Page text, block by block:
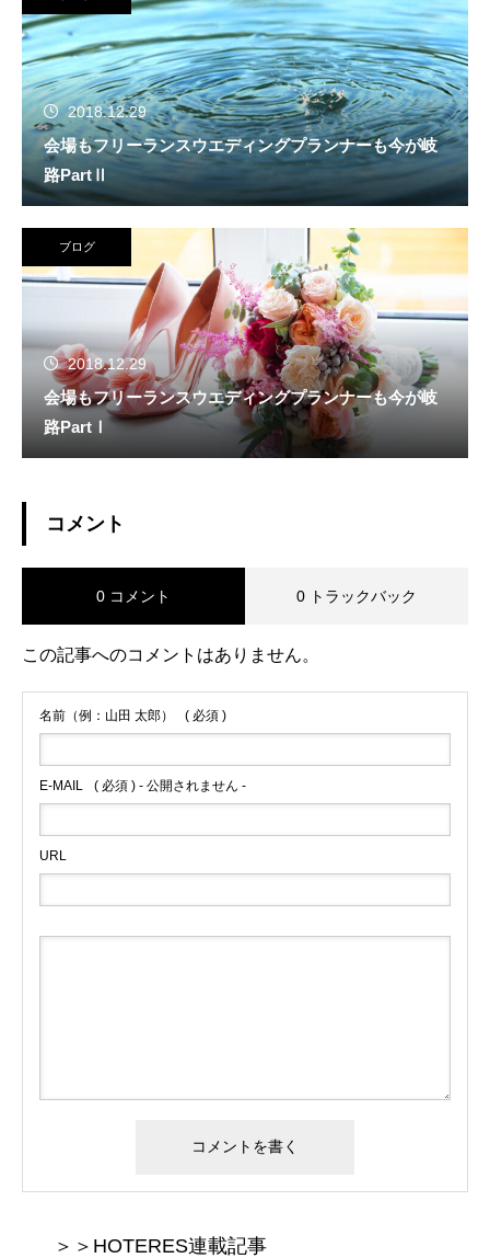
2018.12.29
会場もフリーランスウエディングプランナーも今が岐
路PartⅡ
ブログ
2018.12.29
会場もフリーランスウエディングプランナーも今が岐
路PartⅠ
コメント
0 コメント 0 トラックバック
この記事へのコメントはありません。
名前（例：山田 太郎） ( 必須 )
E-MAIL ( 必須 ) - 公開されません -
URL
＞＞HOTERES連載記事